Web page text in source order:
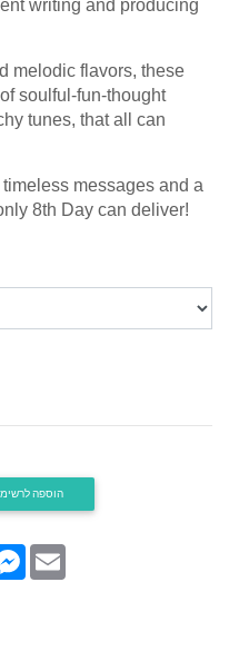
writing and producing
melodic flavors, these
soulful-fun-thought
tunes, that all can
timeless messages and a
8th Day can deliver!
Messenger